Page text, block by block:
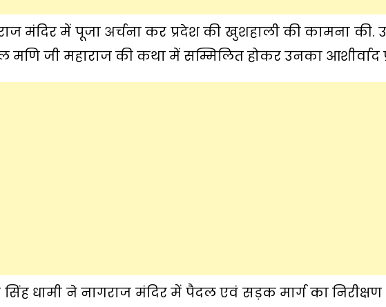
मंदिर में पूजा अर्चना कर प्रदेश की खुशहाली की कामना की.
जी महाराज की कथा में सम्मिलित होकर उनका आशीर्वाद
धामी ने नागराज मंदिर में पैदल एवं सड़क मार्ग का निरीक्षण